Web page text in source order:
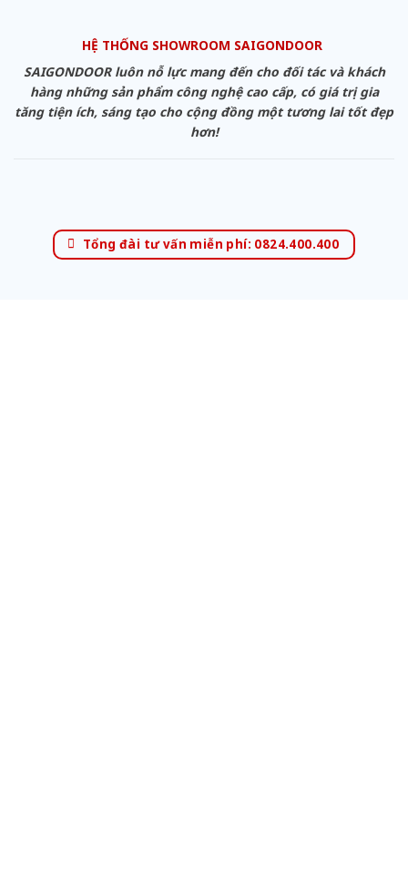
HỆ THỐNG SHOWROOM SAIGONDOOR
SAIGONDOOR luôn nỗ lực mang đến cho đối tác và khách
hàng những sản phẩm công nghệ cao cấp, có giá trị gia
tăng tiện ích, sáng tạo cho cộng đồng một tương lai tốt đẹp
hơn!
Tổng đài tư vấn miễn phí: 0824.400.400